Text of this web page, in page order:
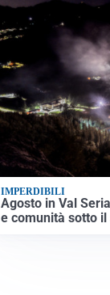
IMPERDIBILI
Agosto in Val
e comunità sotto il